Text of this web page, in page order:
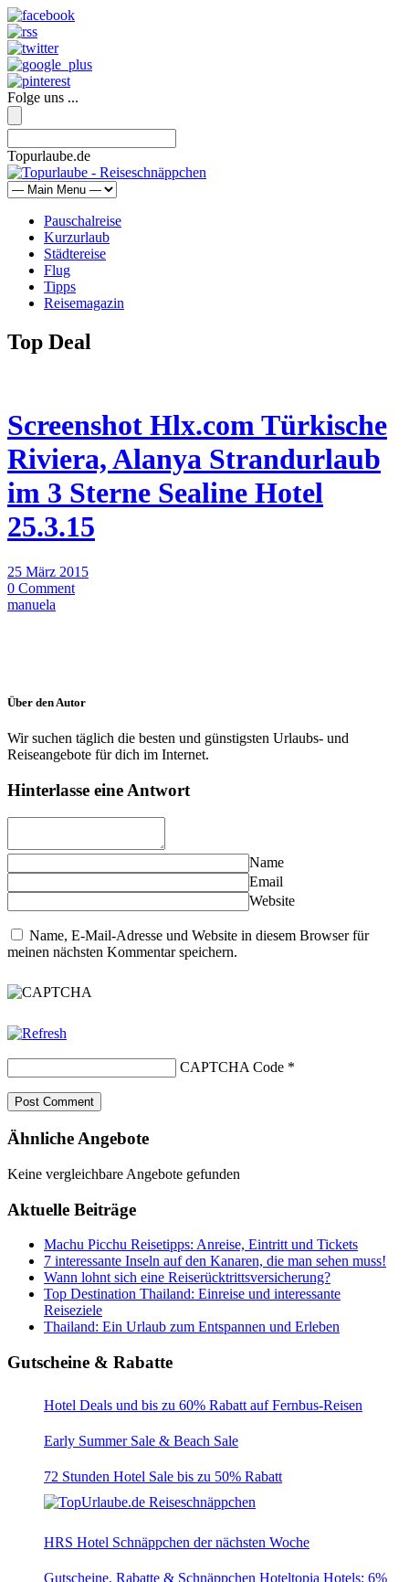
Folge uns ...
Topurlaube.de
Pauschalreise
Kurzurlaub
Städtereise
Flug
Tipps
Reisemagazin
Top Deal
Screenshot Hlx.com Türkische
Riviera, Alanya Strandurlaub
im 3 Sterne Sealine Hotel
25.3.15
25 März 2015
0 Comment
manuela
Über den Autor
Wir suchen täglich die besten und günstigsten Urlaubs- und
Reiseangebote für dich im Internet.
Hinterlasse eine Antwort
Name
Email
Website
Name, E-Mail-Adresse und Website in diesem Browser für
meinen nächsten Kommentar speichern.
CAPTCHA Code *
Ähnliche Angebote
Keine vergleichbare Angebote gefunden
Aktuelle Beiträge
Machu Picchu Reisetipps: Anreise, Eintritt und Tickets
7 interessante Inseln auf den Kanaren, die man sehen muss!
Wann lohnt sich eine Reiserücktrittsversicherung?
Top Destination Thailand: Einreise und interessante
Reiseziele
Thailand: Ein Urlaub zum Entspannen und Erleben
Gutscheine & Rabatte
Hotel Deals und bis zu 60% Rabatt auf Fernbus-Reisen
Early Summer Sale & Beach Sale
72 Stunden Hotel Sale bis zu 50% Rabatt
HRS Hotel Schnäppchen der nächsten Woche
Gutscheine, Rabatte & Schnäppchen Hoteltopia Hotels: 6%